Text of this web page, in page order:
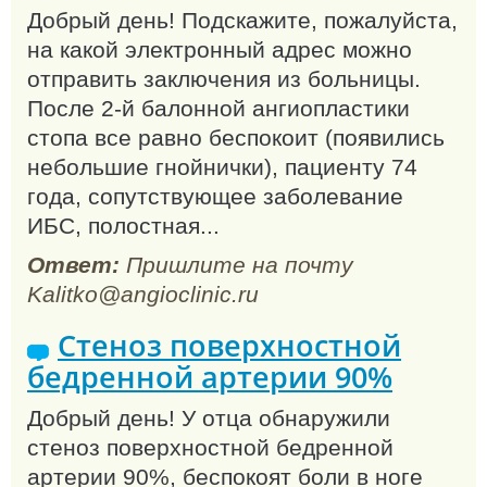
Добрый день! Подскажите, пожалуйста,
на какой электронный адрес можно
отправить заключения из больницы.
После 2-й балонной ангиопластики
стопа все равно беспокоит (появились
небольшие гнойнички), пациенту 74
года, сопутствующее заболевание
ИБС, полостная...
Ответ: Пришлите на почту
Kalitko@angioclinic.ru
Стеноз поверхностной
бедренной артерии 90%
Добрый день! У отца обнаружили
стеноз поверхностной бедренной
артерии 90%, беспокоят боли в ноге